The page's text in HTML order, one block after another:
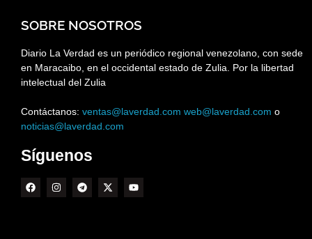
SOBRE NOSOTROS
Diario La Verdad es un periódico regional venezolano, con sede
en Maracaibo, en el occidental estado de Zulia. Por la libertad
intelectual del Zulia
Contáctanos: ventas@laverdad.com web@laverdad.com o
noticias@laverdad.com
Síguenos